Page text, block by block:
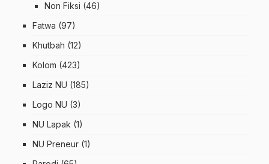
Non Fiksi (46)
Fatwa (97)
Khutbah (12)
Kolom (423)
Laziz NU (185)
Logo NU (3)
NU Lapak (1)
NU Preneur (1)